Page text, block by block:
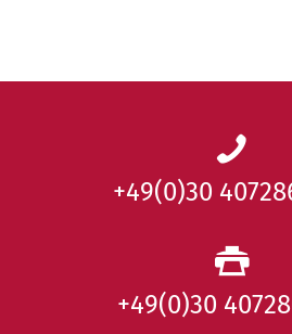
+49(0)30
+49(0)30